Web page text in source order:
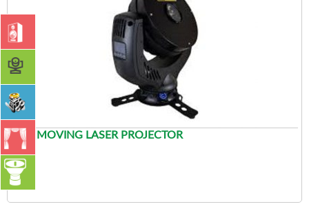
ĐÈN MOVING LASER PROJECTOR